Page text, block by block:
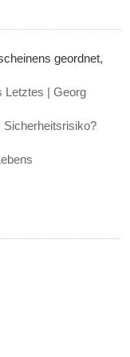
geordnet,
Letztes | Georg